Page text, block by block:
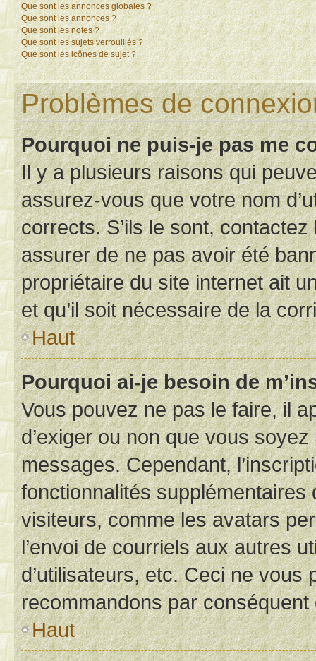
Que sont les annonces globales ?
Que sont les annonces ?
Que sont les notes ?
Que sont les sujets verrouillés ?
Que sont les icônes de sujet ?
Problèmes de
Pourquoi ne puis-je pas me
Il y a plusieurs raisons qui
assurez-vous que votre nom
corrects. S’ils le sont,
assurer de ne pas avoir été
propriétaire du site internet ait
et qu’il soit nécessaire de la
Haut
Pourquoi ai-je besoin de
Vous pouvez ne pas le faire, il
d’exiger ou non que vous
messages. Cependant,
fonctionnalités
visiteurs, comme les avatars
l’envoi de courriels aux autres
d’utilisateurs, etc. Ceci ne vous
recommandons par conséquent
Haut